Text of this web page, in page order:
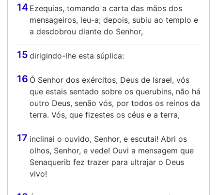
14 Ezequias, tomando a carta das mãos dos
mensageiros, leu-a; depois, subiu ao templo e
a desdobrou diante do Senhor,
15 dirigindo-lhe esta súplica:
16 Ó Senhor dos exércitos, Deus de Israel, vós
que estais sentado sobre os querubins, não há
outro Deus, senão vós, por todos os reinos da
terra. Vós, que fizestes os céus e a terra,
17 inclinai o ouvido, Senhor, e escutai! Abri os
olhos, Senhor, e vede! Ouvi a mensagem que
Senaquerib fez trazer para ultrajar o Deus
vivo!